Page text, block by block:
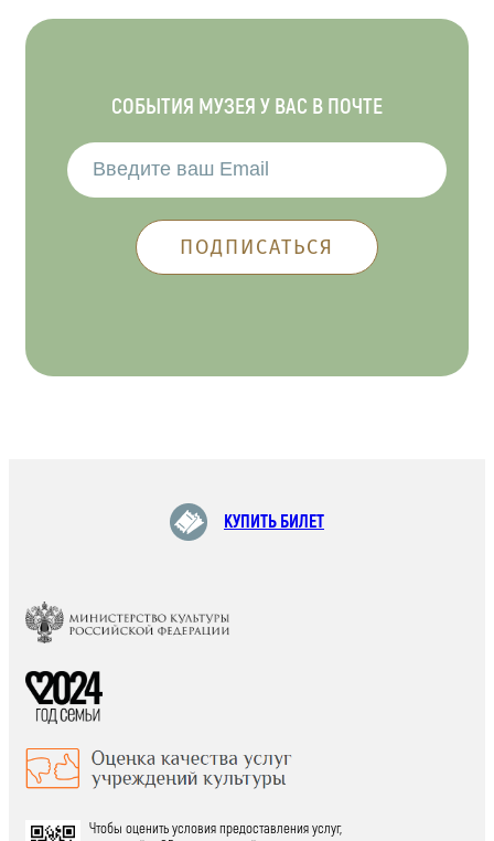
СОБЫТИЯ МУЗЕЯ У ВАС В ПОЧТЕ
КУПИТЬ БИЛЕТ
Чтобы оценить условия предоставления услуг,